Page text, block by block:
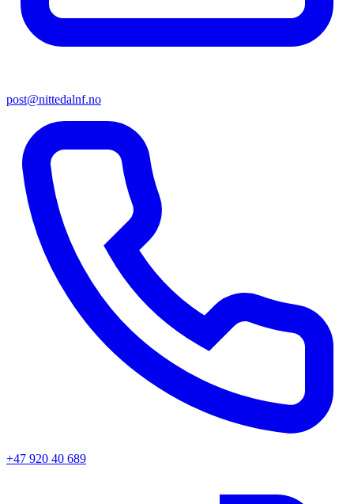
post@nittedalnf.no
+47 920 40 689